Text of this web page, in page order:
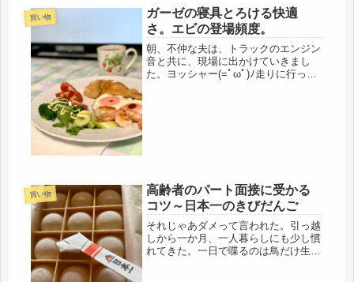
買い物
ガーゼの寝具とろける快適
さ。エビの登場頻度。
朝、不仲な夫は、トラックのエンジン
音と共に、現場に出かけていきまし
た。ヨッシャー(=ﾟωﾟ)ﾉ走りに行って
買い物
高齢者のパート面接に受かる
コツ～日本一のきびだんご
それじゃあダメって言われた。引っ越
しから一か月、一人暮らしにも少し慣
れてきた。一日で喋るのは鳥だけ生活